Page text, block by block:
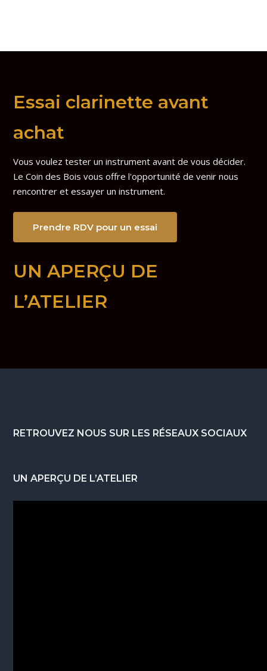
Essai clarinette avant
achat
Vous voulez tester un instrument avant de vous décider.
Le Coin des Bois vous offre l'opportunité de venir nous
rencontrer et essayer un instrument.
Prendre RDV pour un essai
UN APERÇU DE
L’ATELIER
RETROUVEZ NOUS SUR LES RÉSEAUX SOCIAUX
UN APERÇU DE L’ATELIER